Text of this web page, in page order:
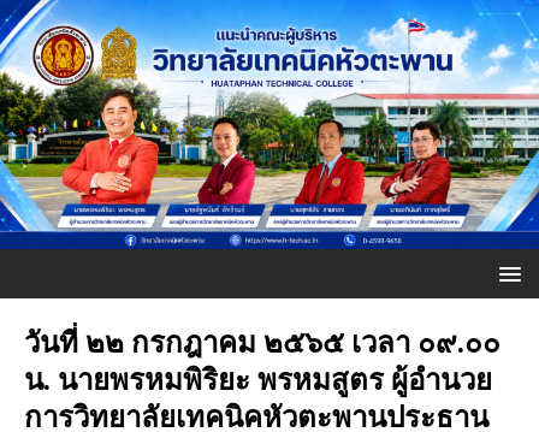
วันที่ ๒๒ กรกฎาคม ๒๕๖๕ เวลา ๐๙.๐๐
น. นายพรหมพิริยะ พรหมสูตร ผู้อำนวย
การวิทยาลัยเทคนิคหัวตะพานประธาน